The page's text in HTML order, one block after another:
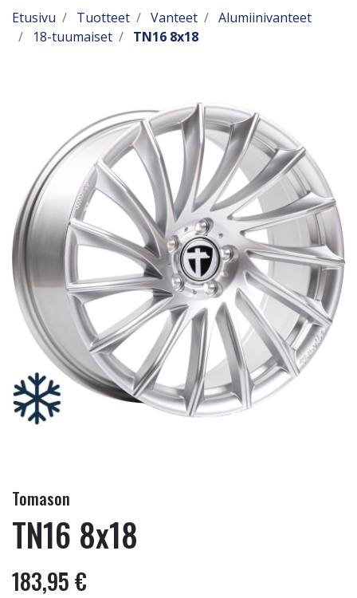
Etusivu Tuotteet Vanteet
Alumiinivanteet
18-tuumaiset
TN16 8x18
Tomason
TN16 8x18
183,95 €